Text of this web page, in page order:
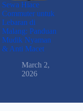
Sewa Hiace
Commuter untuk
Lebaran di
Malang: Panduan
Mudik Nyaman
& Anti Macet
March 2,
2026